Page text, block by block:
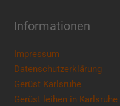
Informationen
Impressum
Datenschutzerklärung
Gerüst Karlsruhe
Gerüst leihen in Karlsruhe